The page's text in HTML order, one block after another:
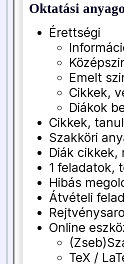
Oktatási
Érettségi
Emelt
Cikkek,
Diákok
Cikkek,
Szakköri
Diák cikkek,
1 feladatok,
Hibás
Átvételi
Online
TeX /